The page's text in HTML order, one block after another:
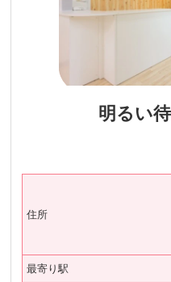
明るい
住所
最寄り駅